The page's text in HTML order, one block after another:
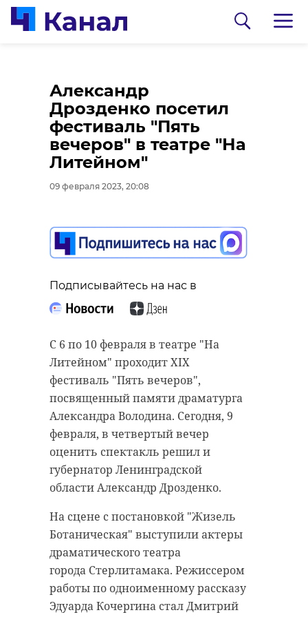
Александр
Дрозденко посетил
фестиваль "Пять
вечеров" в театре "На
Литейном"
09 февраля 2023, 20:08
Подписывайтесь на нас в
С 6 по 10 февраля в театре "На
Литейном" проходит XIX
фестиваль "Пять вечеров",
посвященный памяти драматурга
Александра Володина. Сегодня, 9
февраля, в четвертый вечер
оценить спектакль решил и
губернатор Ленинградской
области Александр Дрозденко.
На сцене с постановкой "Жизель
Ботаническая" выступили актеры
драматического театра
города Стерлитамака. Режиссером
работы по одноименному рассказу
Эдуарда Кочергина стал Дмитрий
Экологи остановили
в Низино очередной
незаконный сброс
грунта
09 февраля 2023, 19:46
продолжают патрулировать
территорий в Ленобласти и
ловить нелегальных
перевозчиков сомнительного
грунта. Очередные нарушители
были остановлены в Низино
(Ломоносовский район
Ленобласти) в четверг, 9 февраля.
У "серых" перевозчиков отходов
изъяли экскаватор и самосвал.
Преступников удалось отследить
по горячим следам.
Как отметили в пресс-службе
Госэконадзора, дежурство
Эксперты назвали
основные угрозы для
краснокнижных
нерп в 2023 году
09 февраля 2023, 19:21
краснокнижных нерп суровым. К
такому выводу пришел директор
"Фонда друзей балтийской нерпы"
Вячеслав Алексеев. Об этом он
рассказал на открытой встрече,
прошедшей в петербургском
"Водоканале".
Основными испытаниями для
ластоногих станут отсутствие льда
и птичий грипп, подметил
эксперт. Ледовая обстановка в
Финском заливе и Ладожском
образе складывается не лучшим
образом для нерпы. Как отмечает
Алексеев, в природе животные